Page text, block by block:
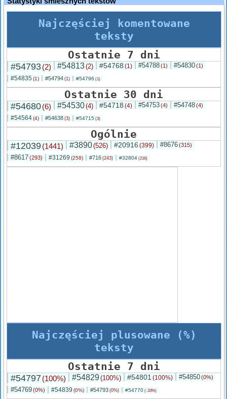
Najczęściej komentowane
teksty
Ostatnie 7 dni
#54793(2) #54813(2) #54768 (1) #54788(1) #54830(1)
#54835 (1) #54794 (1) #54796 (1)
Ostatnie 30 dni
#54680(6) #54530(4) #54718 (4) #54753(4) #54748(4)
#54564(4) #54638 (3) #54715 (3)
Ogólnie
#12039(1441) #3890(526) #20916 (399) #8676(315)
#8617(293) #31269 (258) #716 (243) #32804 (216)
Najczęściej plusowane (%)
teksty
Ostatnie 7 dni
#54797 (100%) #54829(100%) #54801 (100%) #54850(0%)
#54769(0%) #54839 (0%) #54793 (0%) #54770 (-33%)